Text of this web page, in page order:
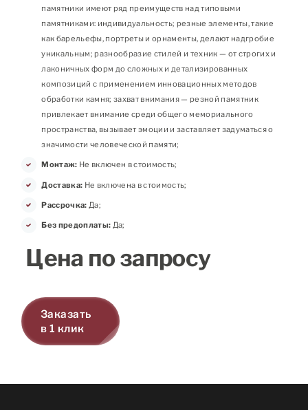
памятники имеют ряд преимуществ над типовыми
памятниками: индивидуальность; резные элементы, такие
как барельефы, портреты и орнаменты, делают надгробие
уникальным; разнообразие стилей и техник — от строгих и
лаконичных форм до сложных и детализированных
композиций с применением инновационных методов
обработки камня; захват внимания — резной памятник
привлекает внимание среди общего мемориального
пространства, вызывает эмоции и заставляет задуматься о
значимости человеческой памяти;
Монтаж: Не включен в стоимость;
Доставка: Не включена в стоимость;
Рассрочка: Да;
Без предоплаты: Да;
Цена по запросу
Заказать
в 1 клик